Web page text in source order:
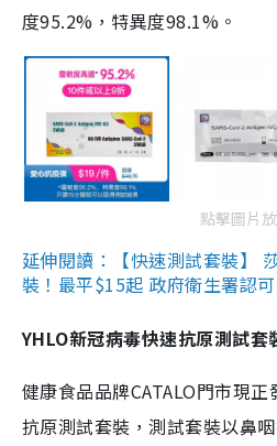
度95.2%，特異度98.1%。
點擊圖片
延伸閱讀：【快速測試套裝】
裝！最平$15起 政府衛生署認
YHLO新冠病毒快速抗原測試套
健康食品品牌CATALO門市現
抗原測試套裝，測試套裝以鼻